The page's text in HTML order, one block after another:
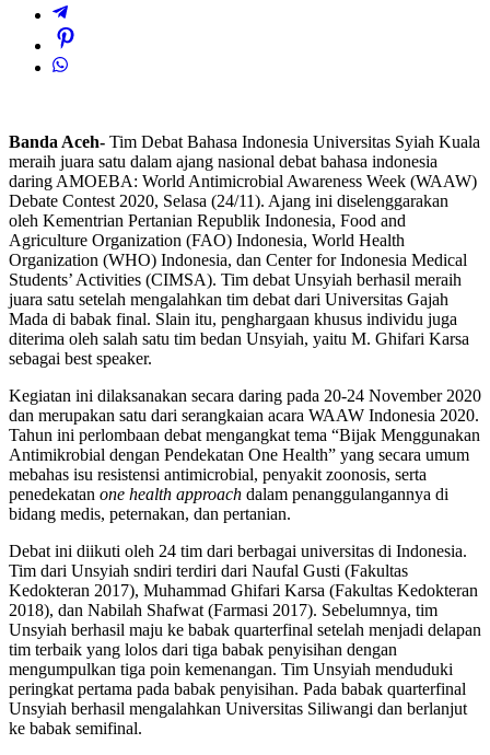
Banda Aceh- Tim Debat Bahasa Indonesia Universitas Syiah Kuala
meraih juara satu dalam ajang nasional debat bahasa indonesia
daring AMOEBA: World Antimicrobial Awareness Week (WAAW)
Debate Contest 2020, Selasa (24/11). Ajang ini diselenggarakan
oleh Kementrian Pertanian Republik Indonesia, Food and
Agriculture Organization (FAO) Indonesia, World Health
Organization (WHO) Indonesia, dan Center for Indonesia Medical
Students’ Activities (CIMSA). Tim debat Unsyiah berhasil meraih
juara satu setelah mengalahkan tim debat dari Universitas Gajah
Mada di babak final. Slain itu, penghargaan khusus individu juga
diterima oleh salah satu tim bedan Unsyiah, yaitu M. Ghifari Karsa
sebagai best speaker.
Kegiatan ini dilaksanakan secara daring pada 20-24 November 2020
dan merupakan satu dari serangkaian acara WAAW Indonesia 2020.
Tahun ini perlombaan debat mengangkat tema “Bijak Menggunakan
Antimikrobial dengan Pendekatan One Health” yang secara umum
mebahas isu resistensi antimicrobial, penyakit zoonosis, serta
penedekatan one health approach dalam penanggulangannya di
bidang medis, peternakan, dan pertanian.
Debat ini diikuti oleh 24 tim dari berbagai universitas di Indonesia.
Tim dari Unsyiah sndiri terdiri dari Naufal Gusti (Fakultas
Kedokteran 2017), Muhammad Ghifari Karsa (Fakultas Kedokteran
2018), dan Nabilah Shafwat (Farmasi 2017). Sebelumnya, tim
Unsyiah berhasil maju ke babak quarterfinal setelah menjadi delapan
tim terbaik yang lolos dari tiga babak penyisihan dengan
mengumpulkan tiga poin kemenangan. Tim Unsyiah menduduki
peringkat pertama pada babak penyisihan. Pada babak quarterfinal
Unsyiah berhasil mengalahkan Universitas Siliwangi dan berlanjut
ke babak semifinal.